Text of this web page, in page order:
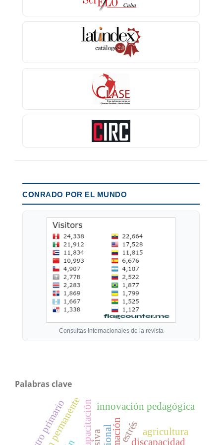
CONRADO POR EL MUNDO
Consultas internacionales de la revista
Palabras clave
discapacidad
capacitación estrés
maestro primario agricultura
innovación pedagógica